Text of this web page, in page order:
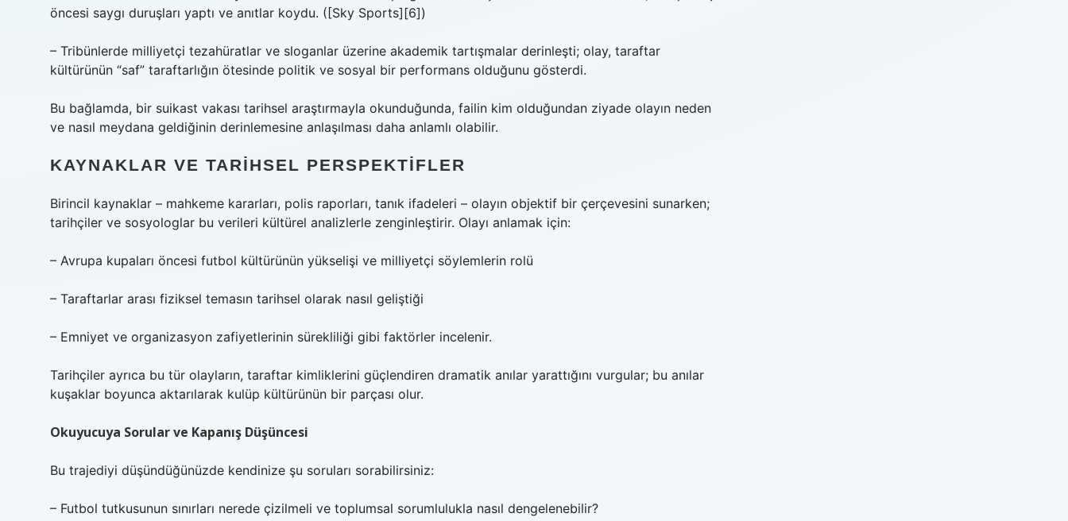
öncesi saygı duruşları yaptı ve anıtlar koydu. ([Sky Sports][6])
– Tribünlerde milliyetçi tezahüratlar ve sloganlar üzerine akademik tartışmalar derinleşti; olay, taraftar
kültürünün “saf” taraftarlığın ötesinde politik ve sosyal bir performans olduğunu gösterdi.
Bu bağlamda, bir suikast vakası tarihsel araştırmayla okunduğunda, failin kim olduğundan ziyade olayın neden
ve nasıl meydana geldiğinin derinlemesine anlaşılması daha anlamlı olabilir.
KAYNAKLAR VE TARIHSEL PERSPEKTIFLER
Birincil kaynaklar – mahkeme kararları, polis raporları, tanık ifadeleri – olayın objektif bir çerçevesini sunarken;
tarihçiler ve sosyologlar bu verileri kültürel analizlerle zenginleştirir. Olayı anlamak için:
– Avrupa kupaları öncesi futbol kültürünün yükselişi ve milliyetçi söylemlerin rolü
– Taraftarlar arası fiziksel temasın tarihsel olarak nasıl geliştiği
– Emniyet ve organizasyon zafiyetlerinin sürekliliği gibi faktörler incelenir.
Tarihçiler ayrıca bu tür olayların, taraftar kimliklerini güçlendiren dramatik anılar yarattığını vurgular; bu anılar
kuşaklar boyunca aktarılarak kulüp kültürünün bir parçası olur.
Okuyucuya Sorular ve Kapanış Düşüncesi
Bu trajediyi düşündüğünüzde kendinize şu soruları sorabilirsiniz:
– Futbol tutkusunun sınırları nerede çizilmeli ve toplumsal sorumlulukla nasıl dengelenebilir?